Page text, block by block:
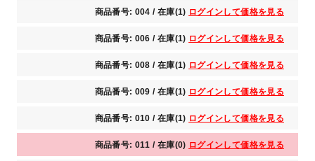
商品番号: 004 / 在庫(1) ログインして価格を見る
商品番号: 006 / 在庫(1) ログインして価格を見る
商品番号: 008 / 在庫(1) ログインして価格を見る
商品番号: 009 / 在庫(1) ログインして価格を見る
商品番号: 010 / 在庫(1) ログインして価格を見る
商品番号: 011 / 在庫(0) ログインして価格を見る